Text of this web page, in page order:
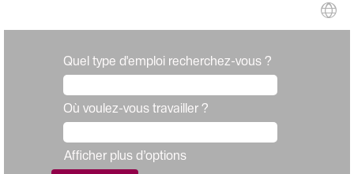
Quel type d'emploi recherchez-vous ?
Où voulez-vous travailler ?
Afficher plus d’options